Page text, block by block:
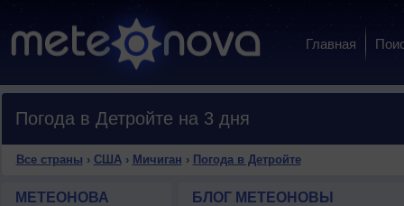
Главная
Погода в Детройте на 3 дня
Все страны › США› Мичиган › Погода в Детройте
МЕТЕОНОВА БЛОГ МЕТЕОНОВЫ